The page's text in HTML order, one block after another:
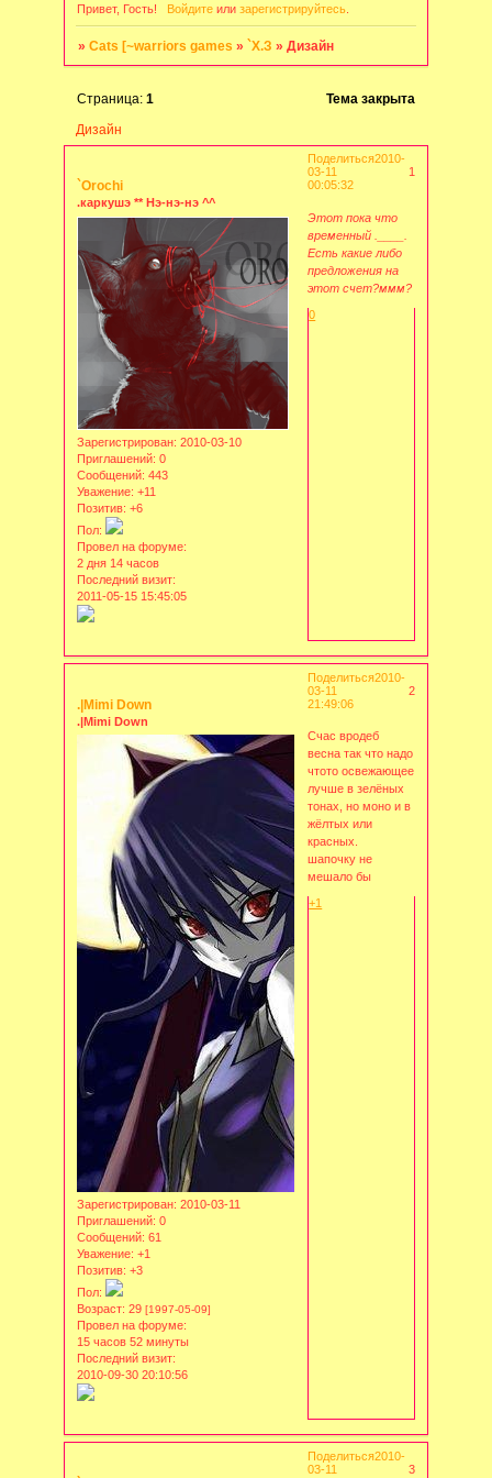
Привет, Гость! Войдитеили зарегистрируйтесь.
»Cats [~warriors games » `Х.З »Дизайн
Дизайн
Страница:1 Тема закрыта
Поделиться
1
2010-
03-11
00:05:32
`Orochi
.каркушэ ** Нэ-нэ-нэ ^^
Зарегистрирован: 2010-03-10
Приглашений: 0
Сообщений: 443
Уважение: +11
Позитив: +6
Пол:
Провел на форуме:
2 дня 14 часов
Последний визит:
2011-05-15 15:45:05
Этот пока что
временный .____.
Есть какие либо
предложения на
этот счет?ммм?
0
Поделиться
2
2010-
03-11
21:49:06
.|Mimi Down
.|Mimi Down
Зарегистрирован: 2010-03-11
Приглашений: 0
Сообщений: 61
Уважение: +1
Позитив: +3
Пол:
Возраст: 29[1997-05-09]
Провел на форуме:
15 часов 52 минуты
Последний визит:
2010-09-30 20:10:56
Счас вродеб
весна так что надо
чтото освежающее
лучше в зелёных
тонах, но моно и в
жёлтых или
красных.
шапочку не
мешало бы
+1
Поделиться
3
2010-
03-11